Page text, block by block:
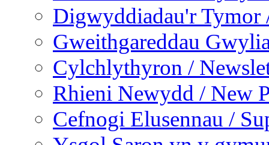
Digwyddiadau'r Tymor
Gweithgareddau
Cylchlythyron /
Rhieni Newydd / New
Cefnogi Elusennau /